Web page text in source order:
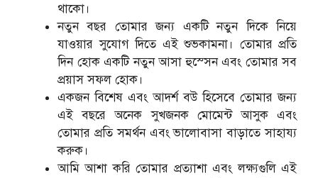
থাকো।
নতুন বছর তোমার জন্য একটি নতুন দিকে নিয়ে
যাওয়ার সুযোগ দিতে এই শুভকামনা। তোমার প্রতি
দিন হোক একটি নতুন আসা হুস্সেন এবং তোমার সব
প্রয়াস সফল হোক।
একজন বিশেষ এবং আদর্শ বউ হিসেবে তোমার জন্য
এই বছরে অনেক সুখজনক মোমেন্ট আসুক এবং
তোমার প্রতি সমর্থন এবং ভালোবাসা বাড়াতে সাহায্য
করুক।
আমি আশা করি তোমার প্রত্যাশা এবং লক্ষ্যগুলি এই